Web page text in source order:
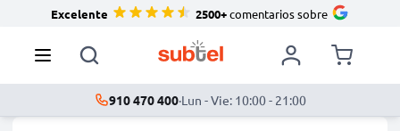
Excelente 2500+comentarios sobre
910 470 400·Lun - Vie: 10:00 - 21:00